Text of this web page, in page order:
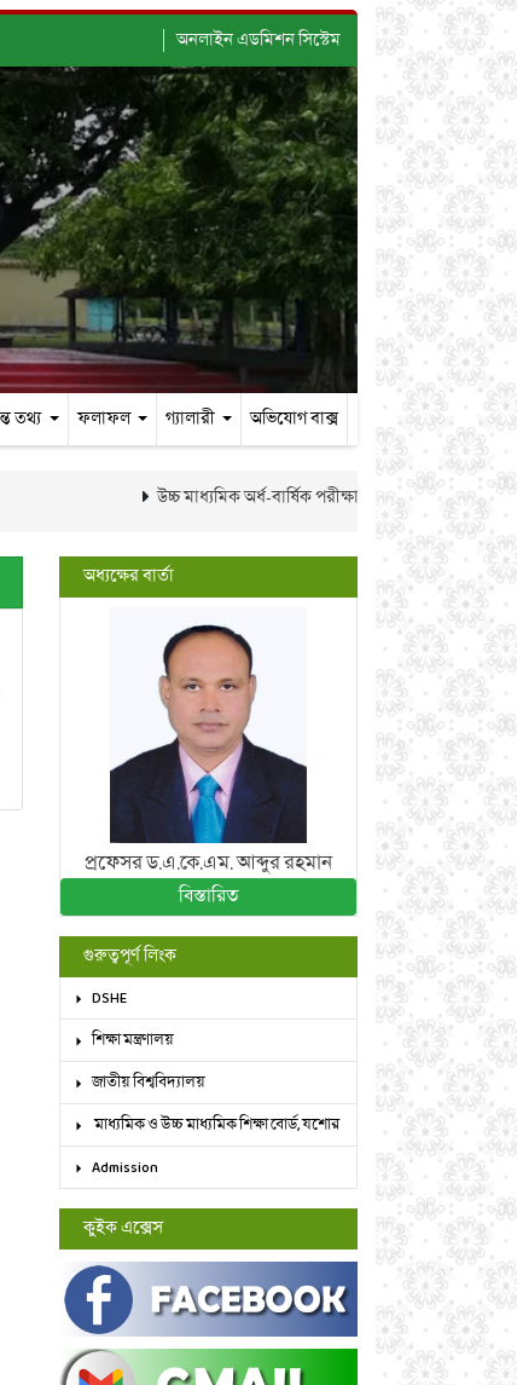
অনলাইন এডমিশন সিস্টেম
তথ্য ফলাফল গ্যালারী অভিযোগ বাক্স
উচ্চ মাধ্যমিক অর্ধ-বার্ষিক পরীক্ষা-২০২৬ এর ফলাফল প্রকাশ
অধ্যক্ষের বার্তা
প্রফেসর ড.এ.কে.এম. আব্দুর রহমান
বিস্তারিত
গুরুত্বপূর্ণ লিংক
DSHE
শিক্ষা মন্ত্রণালয়
জাতীয় বিশ্ববিদ্যালয়
মাধ্যমিক ও উচ্চ মাধ্যমিক শিক্ষা বোর্ড, যশোর
Admission
কুইক এক্সেস